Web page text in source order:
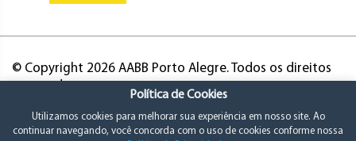
© Copyright 2026 AABB Porto Alegre. Todos os direitos
Política de Cookies
Utilizamos cookies para melhorar sua experiência em nosso site. Ao
continuar navegando, você concorda com o uso de cookies conforme nossa